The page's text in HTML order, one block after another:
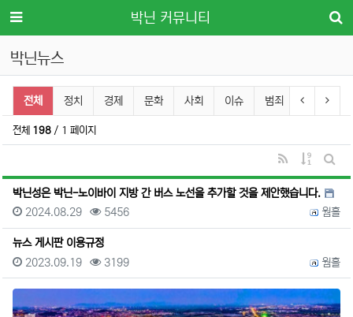
메뉴 박닌 커뮤니티
박닌뉴스
박닌뉴스 분류 목록
전체 정치 경제 문화 사회 이슈 범죄 이전 분류다음
전체 198 / 1 페이지
RSS
게시물
게시
박닌성은 박닌-노이바이 지방 간 버스 노선을 추가할 것을 제안했습니다.
등록자
웜홀
등록일
2024.08.29 조회
5456
뉴스 게시판 이용규정
등록자
웜홀
등록일
2023.09.19 조회
3199